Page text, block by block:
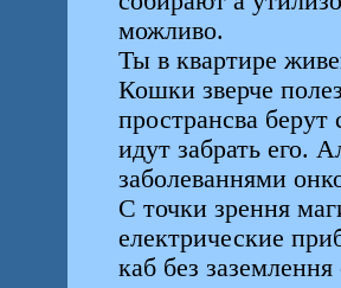
можливо.
Ты в квартире
Кошки зверче
пространсва
идут забрать его.
заболеваннями
С точки зрення
електрические
каб без